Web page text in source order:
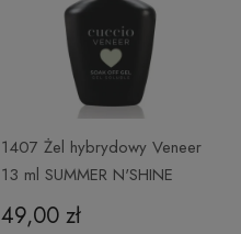
1407 Żel hybrydowy Veneer
13 ml SUMMER N'SHINE
49,00 zł